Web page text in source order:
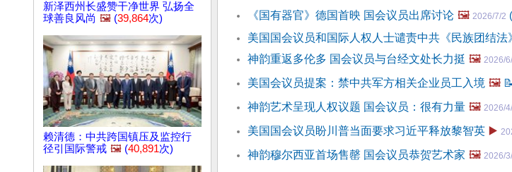
新泽西州长盛赞干净世界 弘扬全
球善良风尚 🖼️ (39,864次)
赖清德：中共跨国镇压及监控行
径引国际警戒 🖼️ (40,891次)
《国有器官》德国首映 国会议员出席讨论 🖼️ 2026/7/2 (
美国国会议员和国际人权人士谴责中共《民族团结法
神韵重返多伦多 国会议员与台经文处长力挺 🖼️ 2026/
美国会议员提案：禁中共军方相关企业员工入境 🖼️
神韵艺术呈现人权议题 国会议员：很有力量 🖼️ 2026/
美国国会议员盼川普当面要求习近平释放黎智英 ▶️
神韵穆尔西亚首场售罄 国会议员恭贺艺术家 🖼️ 2026/